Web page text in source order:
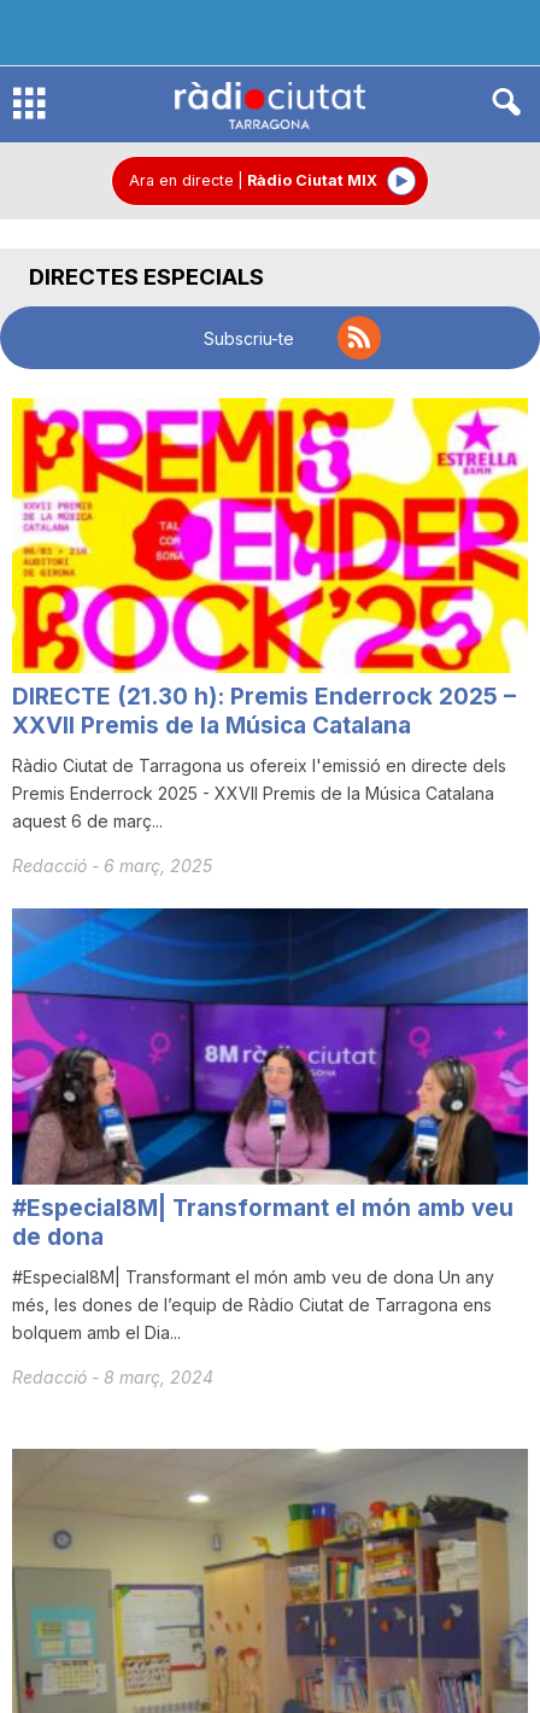
R
o
C
i
u
t
a
t
e
T
a
r
o
n
Ara en directe Ràdio Ciutat MIX
DIRECTES ESPECIALS
Subscriu-te
DIRECTE (21.30 h): Premis Enderrock 2025 –
XXVII Premis de la Música Catalana
Ràdio Ciutat de Tarragona us ofereix l'emissió en directe dels
Premis Enderrock 2025 - XXVII Premis de la Música Catalana
aquest 6 de març...
Redacció - 6 març, 2025
#Especial8M| Transformant el món amb veu
de dona
#Especial8M| Transformant el món amb veu de dona Un any
més, les dones de l’equip de Ràdio Ciutat de Tarragona ens
bolquem amb el Dia...
Redacció - 8 març, 2024